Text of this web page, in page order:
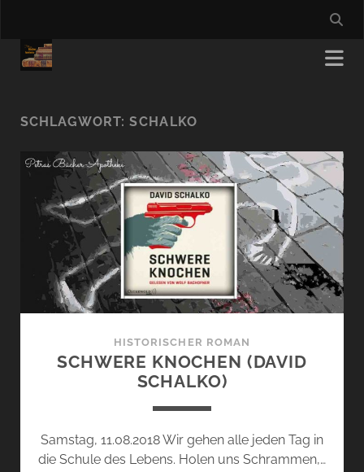
SCHLAGWORT:SCHALKO
HISTORISCHER ROMAN
SCHWERE KNOCHEN (DAVID
SCHALKO)
Samstag, 11.08.2018 Wir gehen alle jeden Tag in
die Schule des Lebens. Holen uns Schrammen,…